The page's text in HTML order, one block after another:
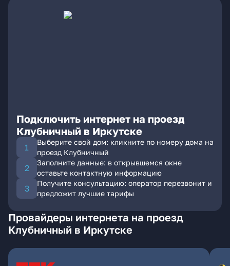
Подключить интернет на проезд
Клубничный в Иркутске
Выберите свой дом: кликните по номеру дома на
проезд Клубничный
Заполните данные: в открывшемся окне
оставьте контактную информацию
Получите консультацию: оператор перезвонит и
предложит лучшие тарифы
Провайдеры интернета на проезд
Клубничный в Иркутске